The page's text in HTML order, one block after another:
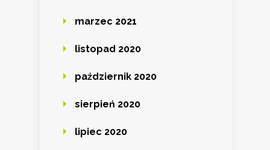
marzec 2021
listopad 2020
październik 2020
sierpień 2020
lipiec 2020